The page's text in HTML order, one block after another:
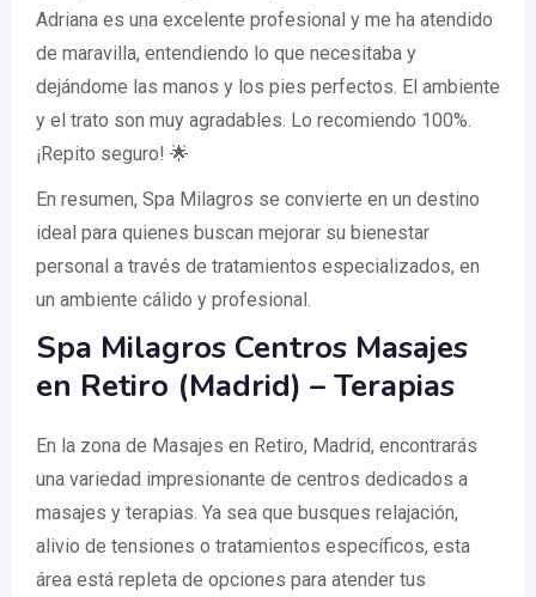
Adriana es una excelente profesional y me ha atendido
de maravilla, entendiendo lo que necesitaba y
dejándome las manos y los pies perfectos. El ambiente
y el trato son muy agradables. Lo recomiendo 100%.
¡Repito seguro! 🌟
En resumen, Spa Milagros se convierte en un destino
ideal para quienes buscan mejorar su bienestar
personal a través de tratamientos especializados, en
un ambiente cálido y profesional.
Spa Milagros Centros Masajes
en Retiro (Madrid) – Terapias
En la zona de Masajes en Retiro, Madrid, encontrarás
una variedad impresionante de centros dedicados a
masajes y terapias. Ya sea que busques relajación,
alivio de tensiones o tratamientos específicos, esta
área está repleta de opciones para atender tus